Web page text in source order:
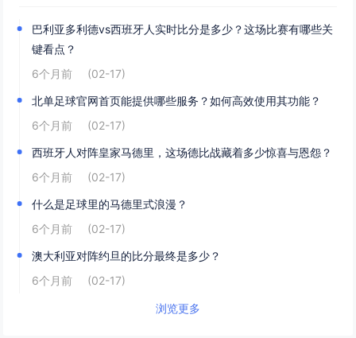
巴利亚多利德vs西班牙人实时比分是多少？这场比赛有哪些关
键看点？
6个月前
(02-17)
北单足球官网首页能提供哪些服务？如何高效使用其功能？
6个月前
(02-17)
西班牙人对阵皇家马德里，这场德比战藏着多少惊喜与恩怨？
6个月前
(02-17)
什么是足球里的马德里式浪漫？
6个月前
(02-17)
澳大利亚对阵约旦的比分最终是多少？
6个月前
(02-17)
浏览更多